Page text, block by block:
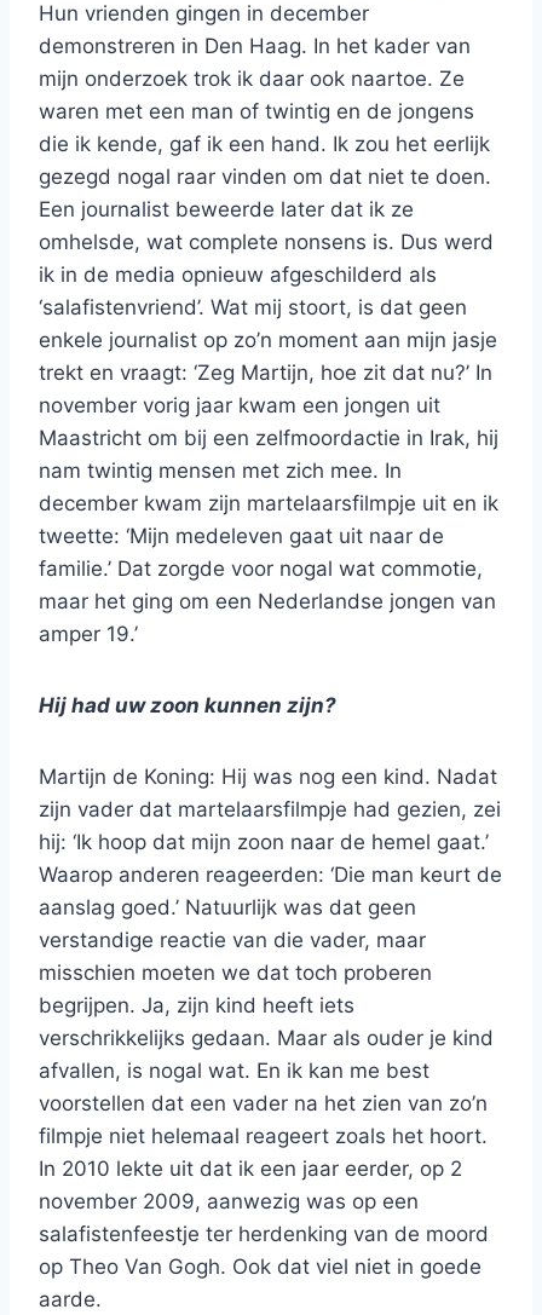
Hun vrienden gingen in december
demonstreren in Den Haag. In het kader van
mijn onderzoek trok ik daar ook naartoe. Ze
waren met een man of twintig en de jongens
die ik kende, gaf ik een hand. Ik zou het eerlijk
gezegd nogal raar vinden om dat niet te doen.
Een journalist beweerde later dat ik ze
omhelsde, wat complete nonsens is. Dus werd
ik in de media opnieuw afgeschilderd als
‘salafistenvriend’. Wat mij stoort, is dat geen
enkele journalist op zo’n moment aan mijn jasje
trekt en vraagt: ‘Zeg Martijn, hoe zit dat nu?’ In
november vorig jaar kwam een jongen uit
Maastricht om bij een zelfmoordactie in Irak, hij
nam twintig mensen met zich mee. In
december kwam zijn martelaarsfilmpje uit en ik
tweette: ‘Mijn medeleven gaat uit naar de
familie.’ Dat zorgde voor nogal wat commotie,
maar het ging om een Nederlandse jongen van
amper 19.’
Hij had uw zoon kunnen zijn?
Martijn de Koning: Hij was nog een kind. Nadat
zijn vader dat martelaarsfilmpje had gezien, zei
hij: ‘Ik hoop dat mijn zoon naar de hemel gaat.’
Waarop anderen reageerden: ‘Die man keurt de
aanslag goed.’ Natuurlijk was dat geen
verstandige reactie van die vader, maar
misschien moeten we dat toch proberen
begrijpen. Ja, zijn kind heeft iets
verschrikkelijks gedaan. Maar als ouder je kind
afvallen, is nogal wat. En ik kan me best
voorstellen dat een vader na het zien van zo’n
filmpje niet helemaal reageert zoals het hoort.
In 2010 lekte uit dat ik een jaar eerder, op 2
november 2009, aanwezig was op een
salafistenfeestje ter herdenking van de moord
op Theo Van Gogh. Ook dat viel niet in goede
aarde.